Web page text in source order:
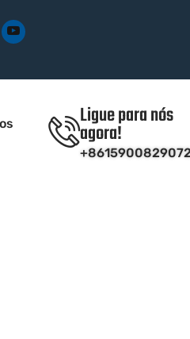
Ligue para nós
agora!